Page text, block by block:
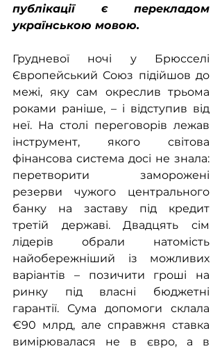
публікації є перекладом
українською мовою.
Грудневої ночі у Брюсселі
Європейський Союз підійшов до
межі, яку сам окреслив трьома
роками раніше, – і відступив від
неї. На столі переговорів лежав
інструмент, якого світова
фінансова система досі не знала:
перетворити заморожені
резерви чужого центрального
банку на заставу під кредит
третій державі. Двадцять сім
лідерів обрали натомість
найобережніший із можливих
варіантів – позичити гроші на
ринку під власні бюджетні
гарантії. Сума допомоги склала
€90 млрд, але справжня ставка
вимірювалася не в євро, а в